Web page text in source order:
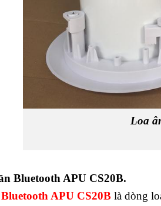
Loa
Bluetooth APU CS20B.
APU CS20B là dòng